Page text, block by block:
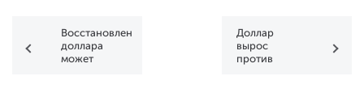
Восстановление
доллара
может
Доллар
вырос
против